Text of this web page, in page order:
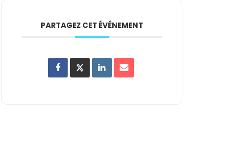
PARTAGEZ CET ÉVÉNEMENT